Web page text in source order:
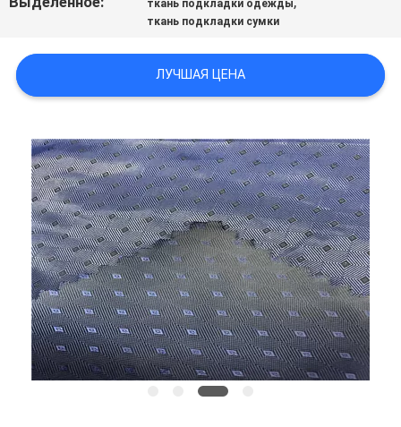
PRIVACY
POLICY
ткань подкладки одежды
ткань подкладки сумки
ЛУЧШАЯ ЦЕНА